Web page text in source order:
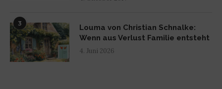
3
Louma von Christian Schnalke:
Wenn aus Verlust Familie entsteht
4. Juni 2026